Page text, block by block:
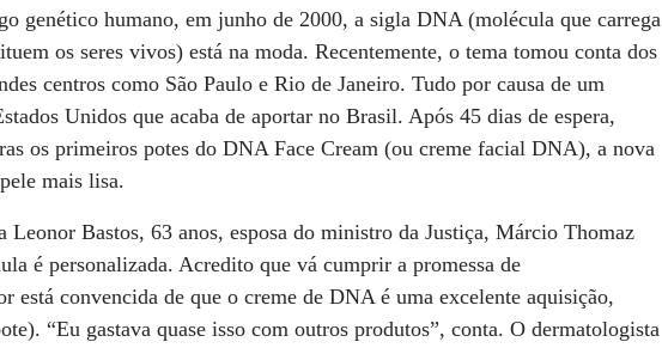
genético humano, em junho de 2000, a sigla DNA (molécula que carrega
os seres vivos) está na moda. Recentemente, o tema tomou conta dos
centros como São Paulo e Rio de Janeiro. Tudo por causa de um
Unidos que acaba de aportar no Brasil. Após 45 dias de espera,
os primeiros potes do DNA Face Cream (ou creme facial DNA), a nova
mais lisa.
Leonor Bastos, 63 anos, esposa do ministro da Justiça, Márcio Thomaz
é personalizada. Acredito que vá cumprir a promessa de
está convencida de que o creme de DNA é uma excelente aquisição,
“Eu gastava quase isso com outros produtos”, conta. O dermatologista